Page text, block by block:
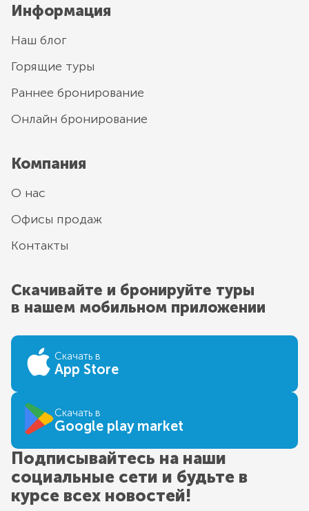
Информация
Наш блог
Горящие туры
Раннее бронирование
Онлайн бронирование
Компания
О нас
Офисы продаж
Контакты
Скачивайте и бронируйте туры
в нашем мобильном приложении
Скачать в
App Store
Скачать в
Google play market
Подписывайтесь на наши
социальные сети и будьте в
курсе всех новостей!